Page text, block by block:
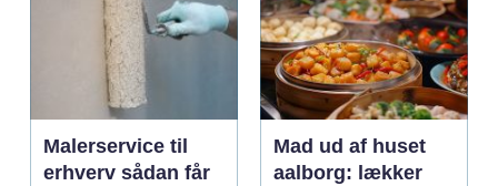
Malerservice til
erhverv sådan får
Mad ud af huset
aalborg: lækker